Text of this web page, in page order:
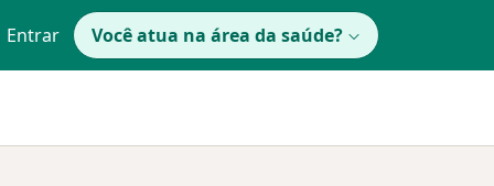
Entrar Você atua na área da saúde?